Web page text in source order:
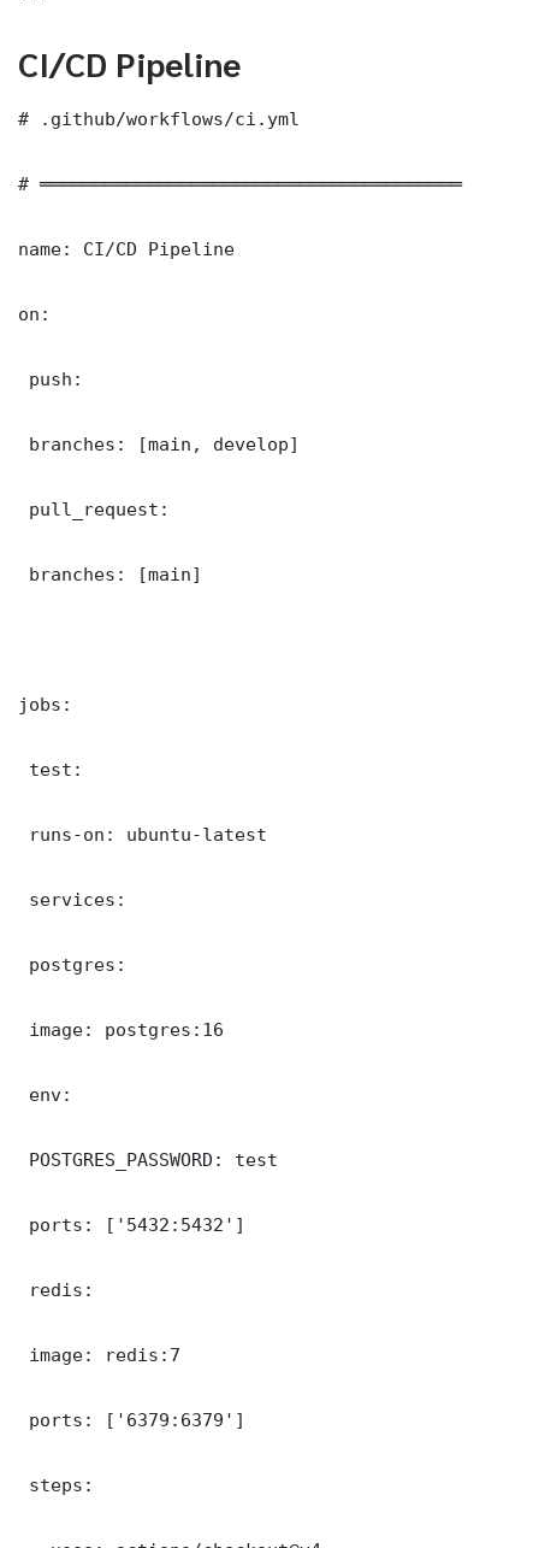
CI/CD Pipeline
# .github/workflows/ci.yml
# ═══════════════════════════════════════
name: CI/CD Pipeline
on:
push:
branches: [main, develop]
pull_request:
branches: [main]
jobs:
test:
runs-on: ubuntu-latest
services:
postgres:
image: postgres:16
env:
POSTGRES_PASSWORD: test
ports: ['5432:5432']
redis:
image: redis:7
ports: ['6379:6379']
steps: